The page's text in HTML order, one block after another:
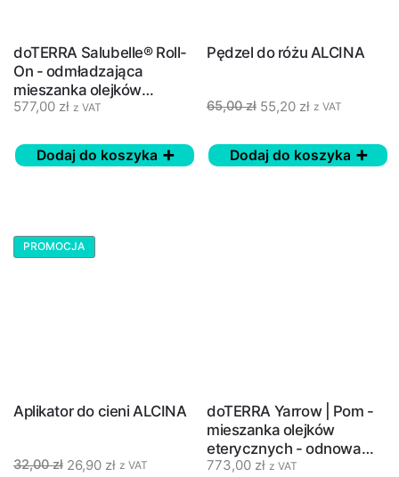
doTERRA Salubelle® Roll-
On - odmładzająca
mieszanka olejków
eterycznych - 10 ml
577,00 zł z VAT
Dodaj do koszyka
Pędzel do różu ALCINA
65,00zł 55,20 zł z VAT
Dodaj do koszyka
PROMOCJA
Aplikator do cieni ALCINA
32,00zł 26,90 zł z VAT
doTERRA Yarrow | Pom -
mieszanka olejków
eterycznych - odnowa
skóry - 30 ml
773,00 zł z VAT